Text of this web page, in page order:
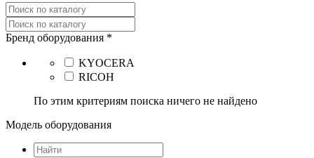
Бренд оборудования *
KYOCERA
RICOH
По этим критериям поиска ничего не найдено
Модель оборудования